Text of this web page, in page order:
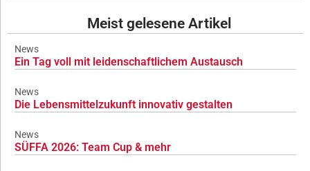
Meist gelesene Artikel
News
Ein Tag voll mit leidenschaftlichem Austausch
News
Die Lebensmittelzukunft innovativ gestalten
News
SÜFFA 2026: Team Cup & mehr